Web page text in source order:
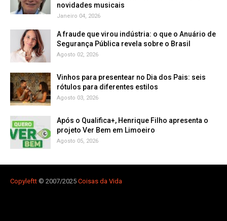
novidades musicais
Janeiro 04, 2026
A fraude que virou indústria: o que o Anuário de
Segurança Pública revela sobre o Brasil
Agosto 02, 2026
Vinhos para presentear no Dia dos Pais: seis
rótulos para diferentes estilos
Agosto 03, 2026
Após o Qualifica+, Henrique Filho apresenta o
projeto Ver Bem em Limoeiro
Agosto 05, 2026
Copyleftt © 2007/2025 Coisas da Vida